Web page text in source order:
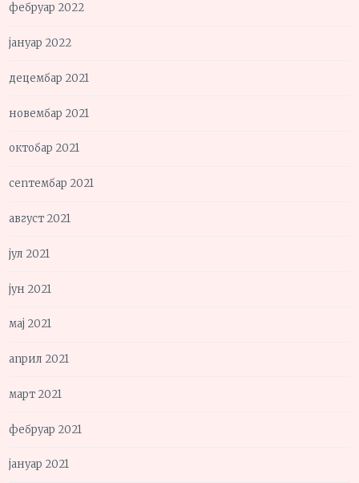
фебруар 2022
јануар 2022
децембар 2021
новембар 2021
октобар 2021
септембар 2021
август 2021
јул 2021
јун 2021
мај 2021
април 2021
март 2021
фебруар 2021
јануар 2021